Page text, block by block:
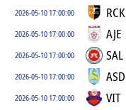
2026-05-10 17:00:00 RCK
2026-05-10 17:00:00 AJE
2026-05-10 17:00:00 SAL
2026-05-10 17:00:00 ASD
2026-05-10 17:00:00 VIT